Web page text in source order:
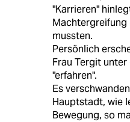
"Karrieren"
Machtergreifung
mussten.
Persönlich
Frau Tergit unter
"erfahren".
Es
Hauptstadt, wie
Bewegung, so